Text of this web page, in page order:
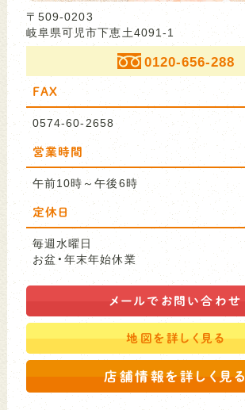
〒509-0203
岐阜県可児市下恵土4091-1
0120-656-288
FAX
0574-60-2658
営業時間
午前10時～午後6時
定休日
毎週水曜日
お盆・年末年始休業
メールで お問い合わせ
地図を詳しく見る
店舗情報を詳しく見る